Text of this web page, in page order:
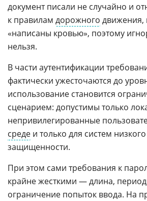
документ писали не случайно и
к правилам дорожного движения,
«написаны кровью», поэтому
нельзя.
В части аутентификации
фактически ужесточаются до
использование становится
сценарием: допустимы только
непривилегированные
среде и только для систем низкого
защищенности.
При этом сами требования к
крайне жесткими — длина,
ограничение попыток ввода. На